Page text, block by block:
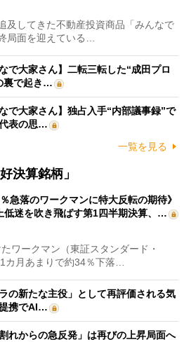
及してきた不動産投資商品「みんなで
局面を迎えている…
で大家さん】二転三転した“成田プロ
裏で起き…
で大家さん】独占入手“内部議事録”で
表の思…
一覧を見る
決算銘柄」
％急落のワークマンに特大反転の期待》
低迷を吹き飛ばす第1四半期決算、…
ワークマン（東証スタンダード・
カ月あまりで約34％下落…
の新たな主役」として再評価される気
携でAI…
れからの急反発」は再びの上昇局面へ